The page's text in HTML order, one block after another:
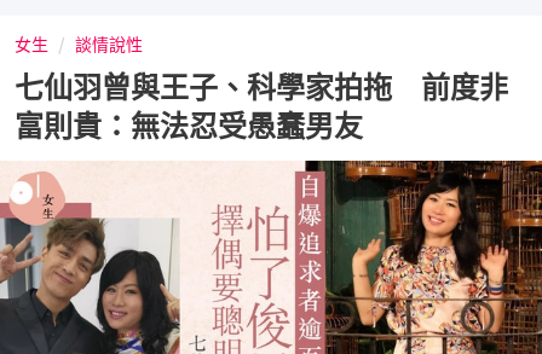
女生 談情說性
七仙羽曾與王子、科學家拍拖 前度非
富則貴：無法忍受愚蠢男友